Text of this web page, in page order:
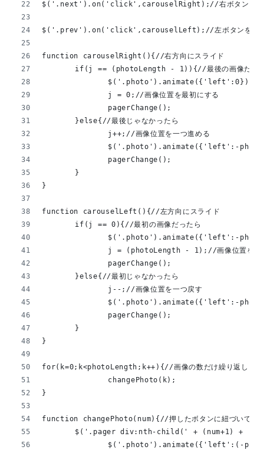
$('.next').on('click',carouselRight);//右ボタンを押
$('.prev').on('click',carouselLeft);//左ボタンを押し
function carouselRight(){//右方向にスライド
if(j == (photoLength - 1)){//最後の画像だっ
$('.photo').animate({'left':0});//
		j = 0;//画像位置を最初にする
		pagerChange();
	}else{//最後じゃなかったら
		j++;//画像位置を一つ進める
$('.photo').animate({'left':-
		pagerChange();
	}
}
function carouselLeft(){//左方向にスライド
	if(j == 0){//最初の画像だったら
$('.photo').animate({'left':-
j = (photoLength - 1);//画像位置を最
		pagerChange();
	}else{//最初じゃなかったら
		j--;//画像位置を一つ戻す
$('.photo').animate({'left':-
		pagerChange();
	}
}
for(k=0;k<photoLength;k++){//画像の数だけ繰り返し
		changePhoto(k);
}
function changePhoto(num){//押したボタンに紐づいてス
$('.pager div:nth-child(' + (num+1) +
$('.photo').animate({'left':(-